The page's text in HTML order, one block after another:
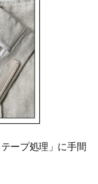
ープ処理」に手間